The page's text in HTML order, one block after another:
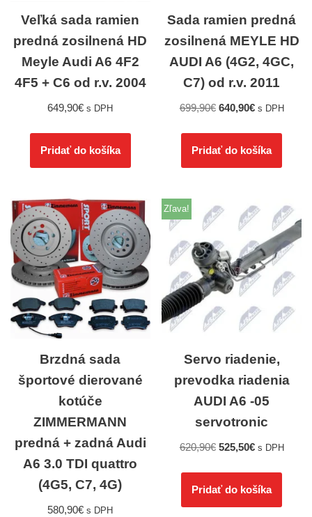
Veľká sada ramien
predná zosilnená HD
Meyle Audi A6 4F2
4F5 + C6 od r.v. 2004
649,90€ s DPH
Pridať do košíka
Sada ramien predná
zosilnená MEYLE HD
AUDI A6 (4G2, 4GC,
C7) od r.v. 2011
699,90€ 640,90€ s DPH
Pridať do košíka
Brzdná sada
športové dierované
kotúče
ZIMMERMANN
predná + zadná Audi
A6 3.0 TDI quattro
(4G5, C7, 4G)
580,90€ s DPH
Zľava!
Servo riadenie,
prevodka riadenia
AUDI A6 -05
servotronic
620,90€ 525,50€ s DPH
Pridať do košíka